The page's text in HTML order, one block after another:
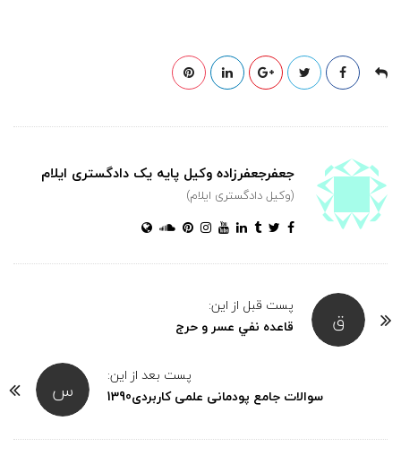
جعفرجعفرزاده وکیل پایه یک دادگستری ایلام
(وکیل دادگستری ایلام)
ش
ق
پست قبل از این:
قاعده نفي عسر و حرج
س
پست بعد از این:
سوالات جامع پودمانی علمی کاربردی1390